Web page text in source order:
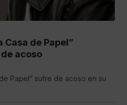
Casa de Papel”
acoso
Papel” sufre de acoso en su